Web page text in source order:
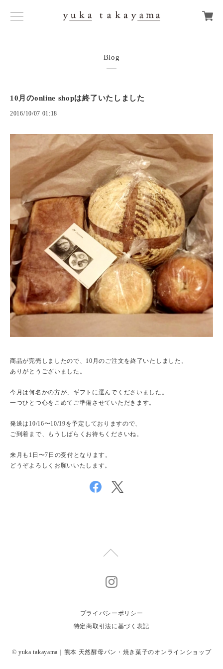
Blog
10月のonline shopは終了いたしました
2016/10/07 01:18
商品が完売しましたので、10月のご注文を終了いたしました。
ありがとうございました。
今月は何名かの方が、ギフトに選んでくださいました。
一つひとつ心をこめてご準備させていただきます。
発送は10/16〜10/19を予定しておりますので、
ご到着まで、もうしばらくお待ちくださいね。
来月も1日〜7日の受付となります。
どうぞよろしくお願いいたします。
プライバシーポリシー
特定商取引法に基づく表記
© yuka takayama｜熊本 天然酵母パン・焼き菓子のオンラインショップ